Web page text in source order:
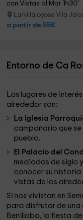
con Vistas al Mar 1h30'
La/villajoyosa Vila
a partir de 55€
Entorno de Ca
Los lugares de
alrededor son:
La Iglesia
campanario que
pueblo.
El Palacio del
mediados de siglo
conocer su historia
vistas de los
Si nos vivistan en
para disfrutar de una
Benilloba, la fiesta